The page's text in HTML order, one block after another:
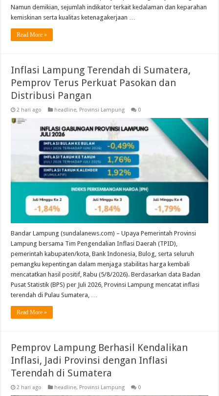
Namun demikian, sejumlah indikator terkait kedalaman dan keparahan
kemiskinan serta kualitas ketenagakerjaan …
Read More »
Inflasi Lampung Terendah di Sumatera,
Pemprov Terus Perkuat Pasokan dan
Distribusi Pangan
2 hari ago headline, Provinsi Lampung 0
Bandar Lampung (sundalanews.com) – Upaya Pemerintah Provinsi
Lampung bersama Tim Pengendalian Inflasi Daerah (TPID),
pemerintah kabupaten/kota, Bank Indonesia, Bulog, serta seluruh
pemangku kepentingan dalam menjaga stabilitas harga kembali
mencatatkan hasil positif, Rabu (5/8/2026). Berdasarkan data Badan
Pusat Statistik (BPS) per Juli 2026, Provinsi Lampung mencatat inflasi
terendah di Pulau Sumatera, …
Read More »
Pemprov Lampung Berhasil Kendalikan
Inflasi, Jadi Provinsi dengan Inflasi
Terendah di Sumatera
2 hari ago headline, Provinsi Lampung 0